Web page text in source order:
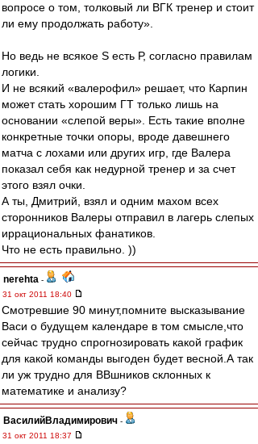
вопросе о том, толковый ли ВГК тренер и стоит
ли ему продолжать работу».
Но ведь не всякое S есть Р, согласно правилам
логики.
И не всякий «валерофил» решает, что Карпин
может стать хорошим ГТ только лишь на
основании «слепой веры». Есть такие вполне
конкретные точки опоры, вроде давешнего
матча с лохами или других игр, где Валера
показал себя как недурной тренер и за счет
этого взял очки.
А ты, Дмитрий, взял и одним махом всех
сторонников Валеры отправил в лагерь слепых
иррациональных фанатиков.
Что не есть правильно. ))
nerehta -
31 окт 2011 18:40
Смотревшие 90 минут,помните высказывание
Васи о будущем календаре в том смысле,что
сейчас трудно спрогнозировать какой график
для какой команды выгоден будет весной.А так
ли уж трудно для ВВшников склонных к
математике и анализу?
ВасилийВладимирович -
31 окт 2011 18:37